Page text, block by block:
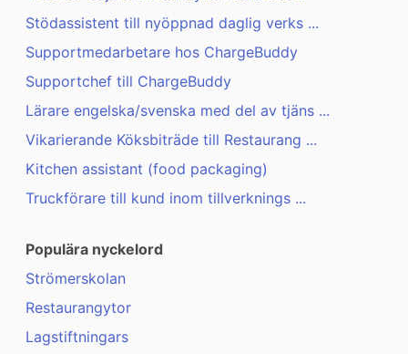
Stödassistent till nyöppnad daglig verks ...
Supportmedarbetare hos ChargeBuddy
Supportchef till ChargeBuddy
Lärare engelska/svenska med del av tjäns ...
Vikarierande Köksbiträde till Restaurang ...
Kitchen assistant (food packaging)
Truckförare till kund inom tillverknings ...
Populära nyckelord
Strömerskolan
Restaurangytor
Lagstiftningars